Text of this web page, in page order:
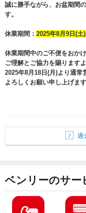
誠に勝手ながら、お盆期間
す。
休業期間： 2025年8月9日(土
休業期間中のご不便をおか
ご理解とご協力を賜ります
2025年8月18日(月)より通常
よろしくお願い申し上げます
過
ベンリーのサー